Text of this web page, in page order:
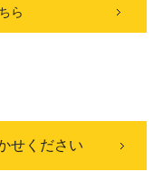
ら
せください